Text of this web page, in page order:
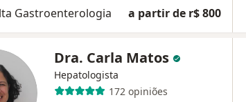
Gastroenterologia a partir de r$ 800
Dra. Carla Matos
Hepatologista
172 opiniões